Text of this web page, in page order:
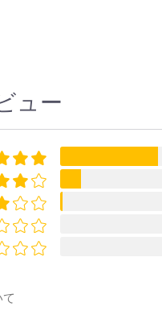
ュー
て